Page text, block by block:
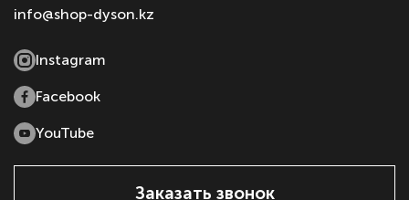
info@shop-dyson.kz
Instagram
Facebook
YouTube
Заказать звонок